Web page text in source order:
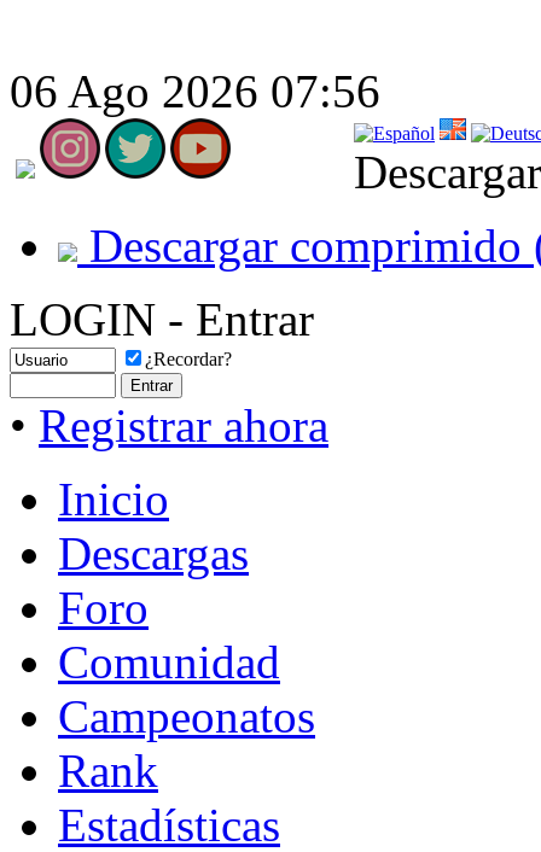
06 Ago 2026 07:56
Descargar comprimido
LOGIN - Entrar
¿Recordar?
• Registrar ahora
Inicio
Descargas
Foro
Comunidad
Campeonatos
Rank
Estadísticas